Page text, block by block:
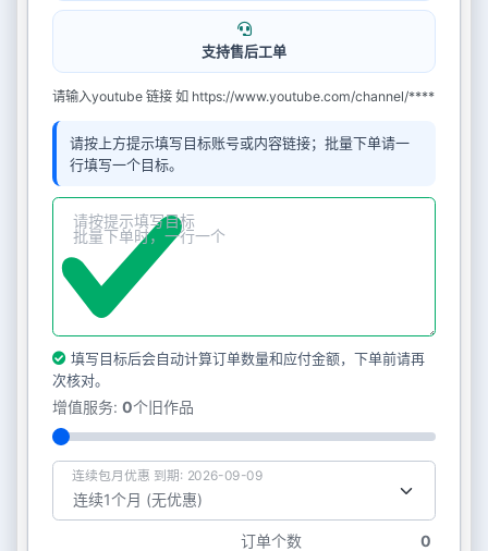
支持售后工单
请输入youtube 链接 如 https://www.youtube.com/channel/****
请按上方提示填写目标账号或内容链接；批量下单请一
行填写一个目标。
填写目标后会自动计算订单数量和应付金额，下单前请再
次核对。
增值服务: 0个旧作品
连续包月优惠 到期: 2026-09-09
订单个数
0